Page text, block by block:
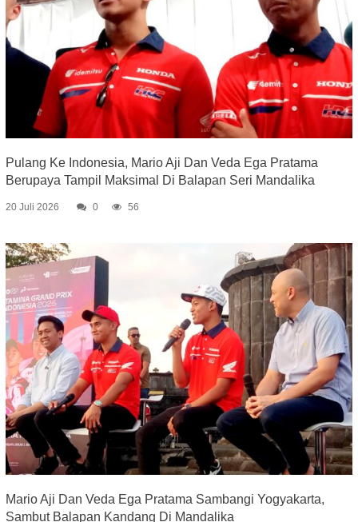
Pulang Ke Indonesia, Mario Aji Dan Veda Ega Pratama
Berupaya Tampil Maksimal Di Balapan Seri Mandalika
20 Juli 2026 0 56
Mario Aji Dan Veda Ega Pratama Sambangi Yogyakarta,
Sambut Balapan Kandang Di Mandalika